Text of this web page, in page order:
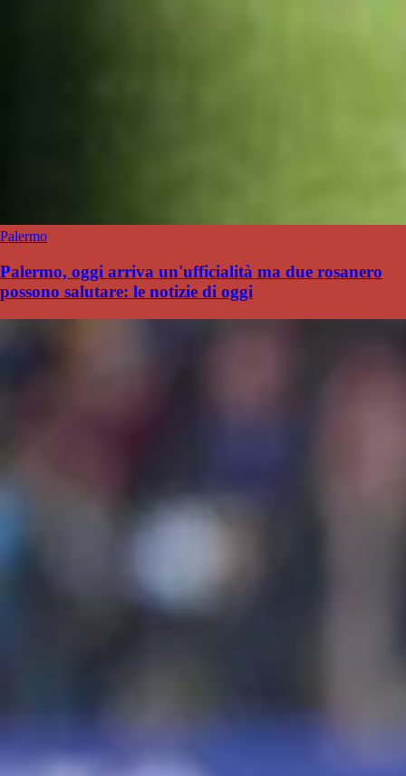
Palermo
Palermo, oggi arriva un'ufficialità ma due rosanero
possono salutare: le notizie di oggi